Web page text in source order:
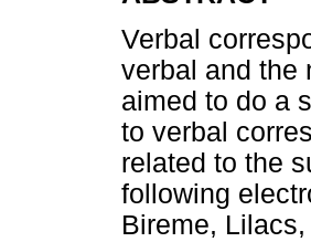
Verbal
verbal and the
aimed to do a
to verbal
related to the
following
Bireme,